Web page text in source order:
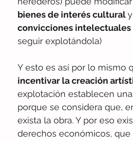
bienes de interés cultural
convicciones
seguir explotándola)
Y esto es así por lo mismo
incentivar la creación
explotación establecen
porque se considera que,
exista la obra. Y por eso
derechos económicos,